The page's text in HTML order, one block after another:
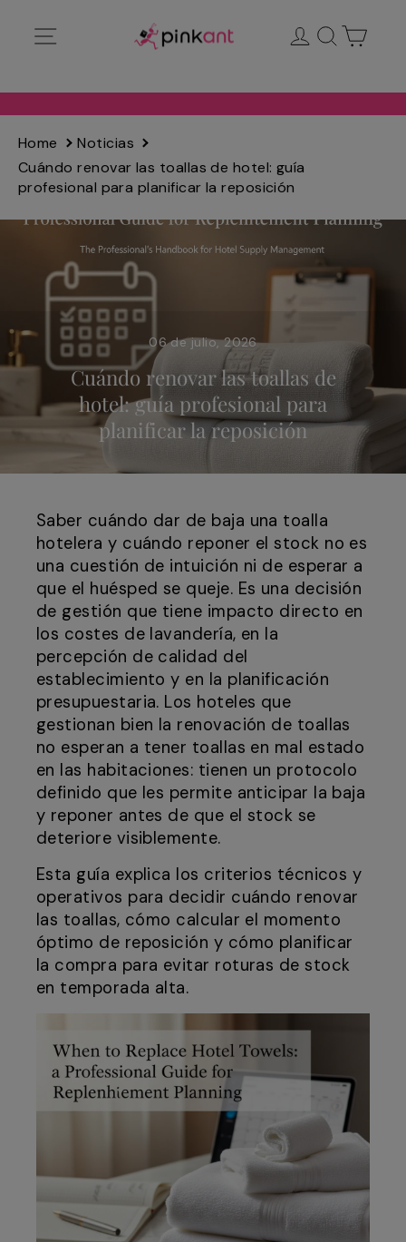
directamente
Ingresar
Buscar
Home
Noticias
Cuándo renovar las toallas de hotel: guía
profesional para planificar la reposición
06 de julio, 2026
Cuándo renovar las toallas de
hotel: guía profesional para
planificar la reposición
Saber cuándo dar de baja una toalla
hotelera y cuándo reponer el stock no es
una cuestión de intuición ni de esperar a
que el huésped se queje. Es una decisión
de gestión que tiene impacto directo en
los costes de lavandería, en la
percepción de calidad del
establecimiento y en la planificación
presupuestaria. Los hoteles que
gestionan bien la renovación de toallas
no esperan a tener toallas en mal estado
en las habitaciones: tienen un protocolo
definido que les permite anticipar la baja
y reponer antes de que el stock se
deteriore visiblemente.
Esta guía explica los criterios técnicos y
operativos para decidir cuándo renovar
las toallas, cómo calcular el momento
óptimo de reposición y cómo planificar
la compra para evitar roturas de stock
en temporada alta.